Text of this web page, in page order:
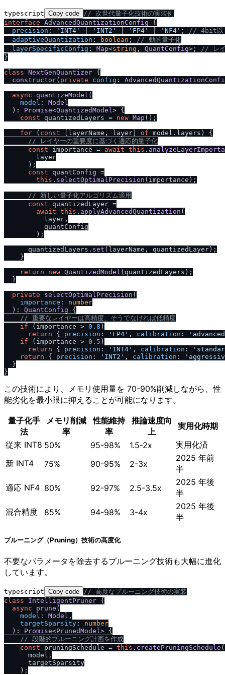
typescript Copy code / / 次世代量子化技術の実装例
interface AdvancedQuantizationConfig {
precision : 'INT4' 'INT2' 'FP4' 'NF4' ; / / 4bit以
adaptiveQuantization : boolean ; / / 動的量子化
layerSpecificConfig : Map<string , QuantConfig>; / / レ
}
class NextGenQuantizer {
constructor( private config :
async
quantizeModel (
model : Model
  ):
Promise<QuantizedModel > {
const quantizedLayers = new Map ();
for ( const [layerName, layer] of model. layers ) {
/ / レイヤーの重要度に基づく適応的量子化
const importance = await this .
        layer
      );
const quantConfig =
this . selectOptimalPrecision (importance);
/ / 新しい量子化アルゴリズム適用
const quantizedLayer =
await this . applyAdvancedQuantization (
          layer,
          quantConfig
        );
      quantizedLayers.
set (layerName, quantizedLayer);
    }
return
new QuantizedModel (quantizedLayers);
  }
private
selectOptimalPrecision (
importance : number
  ):
QuantConfig {
/ / 重要なレイヤーは高精度、そうでなければ低精度
if (importance > 0.8 )
return { precision : 'FP4' , calibration :
if (importance > 0.5 )
return { precision : 'INT4' , calibration :
return { precision : 'INT2' , calibration :
  }
この技術により、メモリ使用量を 70-90%削減しながら、性
能劣化を最小限に抑えることが可能になります。
量子化手
法
メモリ削減
率
性能維持
率
推論速度向
上
実用化時期
従来 INT8 50% 95-98% 1.5-2x
実用化済
新 INT4
75% 90-95% 2-3x
2025 年前
半
適応 NF4 80% 92-97% 2.5-3.5x
2025 年後
半
混合精度
85% 94-98% 3-4x
2025 年後
半
プルーニング（Pruning）技術の高度化
不要なパラメータを除去するプルーニング技術も大幅に進化
しています。
typescript Copy code // 高度なプルーニング技術の実装
class
IntelligentPruner {
async
prune (
model : Model ,
targetSparsity : number
  ):
Promise<PrunedModel> {
// 段階的プルーニング計画を作成
const pruningSchedule = this . createPruningSchedule (
      model,
      targetSparsity
    );